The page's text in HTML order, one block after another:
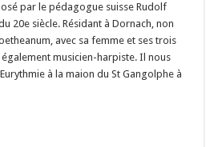
par le pédagogue suisse Rudolf
20e siècle. Résidant à Dornach, non
avec sa femme et ses trois
musicien-harpiste. Il nous
à la maion du St Gangolphe à